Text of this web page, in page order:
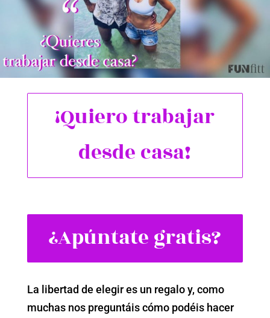
¡Quiero trabajar
desde casa!
¿Apúntate gratis?
La libertad de elegir es un regalo y, como
muchas nos preguntáis cómo podéis hacer